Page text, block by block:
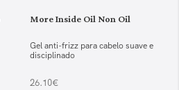
More Inside Oil Non Oil
Gel anti-frizz para cabelo suave e
disciplinado
26.10€